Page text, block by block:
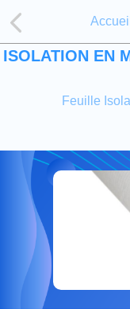
Accueil
ISOLATION EN
Feuille